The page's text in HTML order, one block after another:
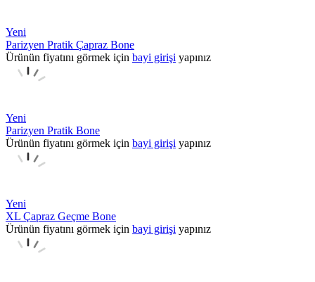
Yeni
Parizyen Pratik Çapraz Bone
Ürünün fiyatını görmek için bayi girişi yapınız
Yeni
Parizyen Pratik Bone
Ürünün fiyatını görmek için bayi girişi yapınız
Yeni
XL Çapraz Geçme Bone
Ürünün fiyatını görmek için bayi girişi yapınız